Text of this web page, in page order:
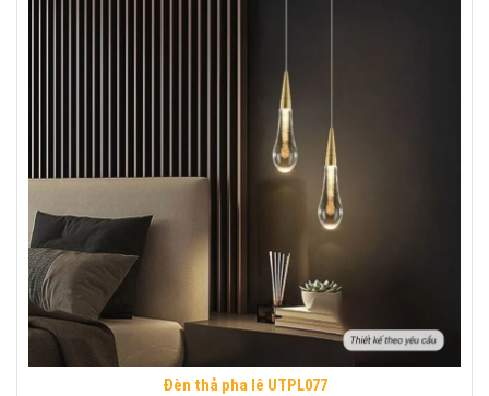
Đèn thả pha lê UTPL077